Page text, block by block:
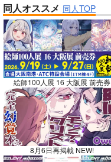
同人オススメ 同人TOP
絵師100人展 16 大阪展 前売券
8月6日再掲載 NEW!